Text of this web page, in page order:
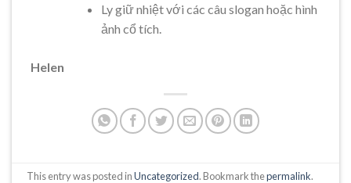
Ly giữ nhiệt với các câu slogan hoặc hình
ảnh cổ tích.
Helen
This entry was posted inUncategorized. Bookmark thepermalink.